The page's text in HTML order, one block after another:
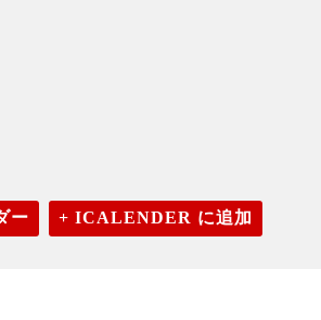
ー + ICALENDER に追加